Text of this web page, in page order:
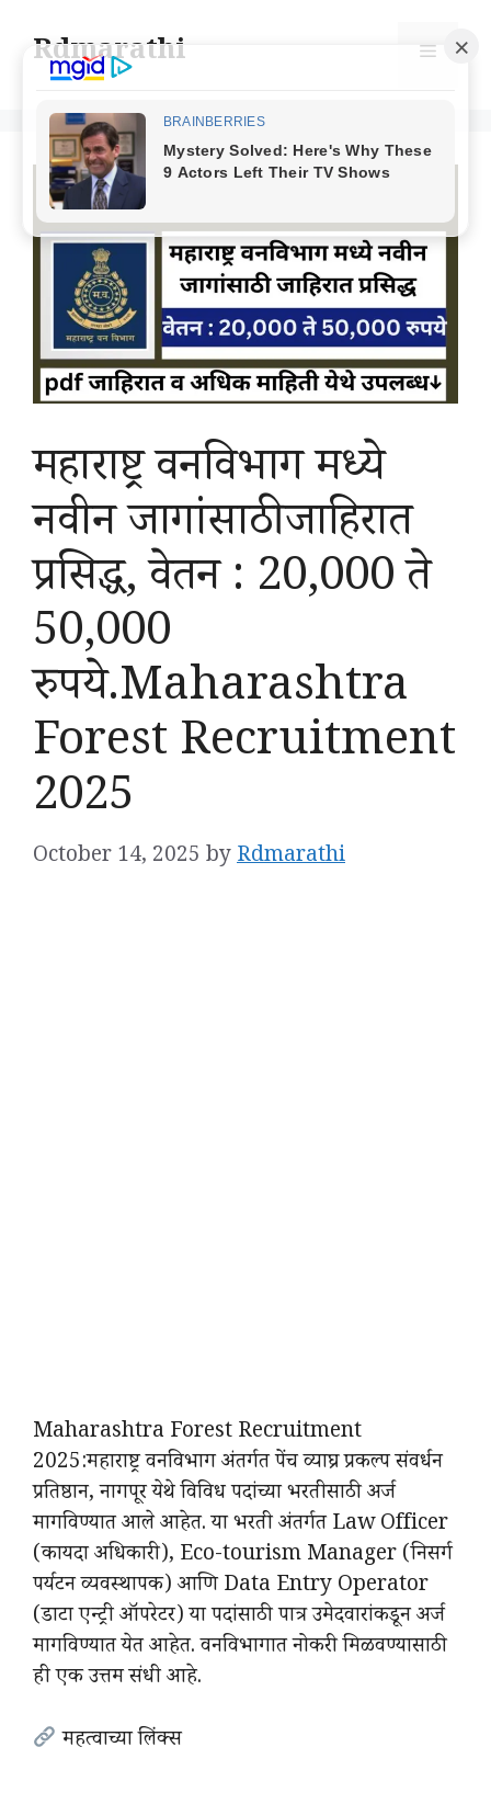
contentRdmarathi Menu
महाराष्ट्र वनविभाग मध्ये
नवीन जागांसाठी जाहिरात
प्रसिद्ध, वेतन : 20,000 ते
50,000
रुपये.Maharashtra
Forest Recruitment
2025
October 14, 2025 byRdmarathi
Maharashtra Forest Recruitment
2025:महाराष्ट्र वनविभाग अंतर्गत पेंच व्याघ्र प्रकल्प संवर्धन
प्रतिष्ठान, नागपूर येथे विविध पदांच्या भरतीसाठी अर्ज
मागविण्यात आले आहेत. या भरती अंतर्गत Law Officer
(कायदा अधिकारी), Eco-tourism Manager (निसर्ग
पर्यटन व्यवस्थापक) आणि Data Entry Operator
(डाटा एन्ट्री ऑपरेटर) या पदांसाठी पात्र उमेदवारांकडून अर्ज
मागविण्यात येत आहेत. वनविभागात नोकरी मिळवण्यासाठी
ही एक उत्तम संधी आहे.
महत्वाच्या लिंक्स